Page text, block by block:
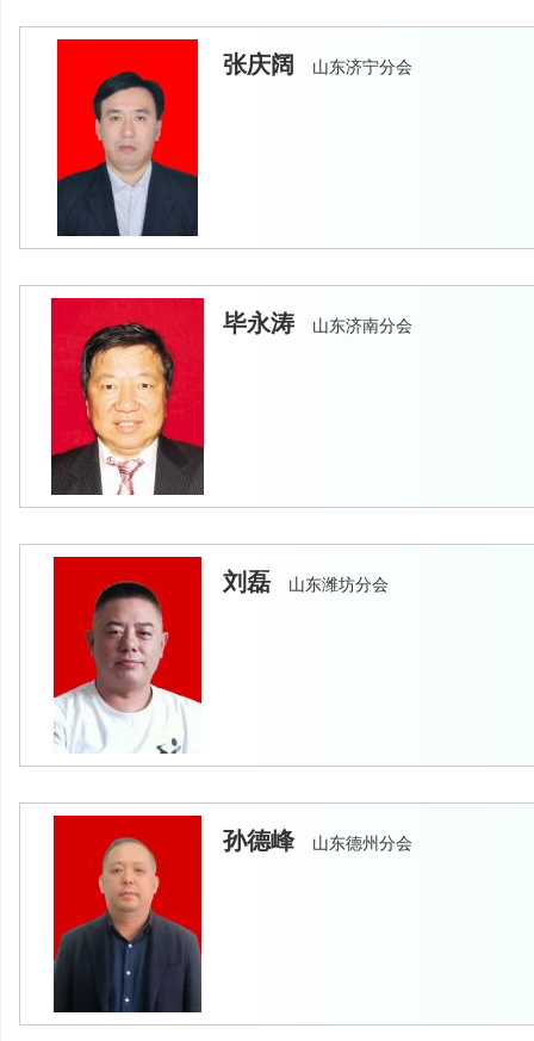
张庆阔 山东济宁分会
毕永涛 山东济南分会
刘磊 山东潍坊分会
孙德峰 山东德州分会